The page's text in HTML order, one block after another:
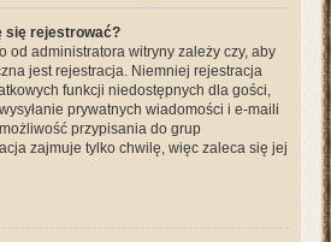
się rejestrować?
od administratora witryny zależy czy, aby
jest rejestracja. Niemniej rejestracja
funkcji niedostępnych dla gości,
prywatnych wiadomości i e-maili
przypisania do grup
zajmuje tylko chwilę, więc zaleca się jej